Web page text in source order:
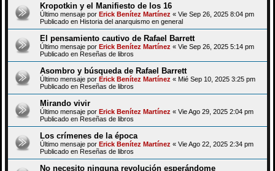
Kropotkin y el Manifiesto de los 16
Último mensaje por Erick Benítez Martínez « Vie Sep 26, 2025 8:04 pm
Publicado en Historia del anarquismo en general
El pensamiento cautivo de Rafael Barrett
Último mensaje por Erick Benítez Martínez « Vie Sep 26, 2025 5:14 pm
Publicado en Reseñas de libros
Asombro y búsqueda de Rafael Barrett
Último mensaje por Erick Benítez Martínez « Mié Sep 10, 2025 3:25 pm
Publicado en Reseñas de libros
Mirando vivir
Último mensaje por Erick Benítez Martínez « Vie Ago 29, 2025 2:04 pm
Publicado en Reseñas de libros
Los crímenes de la época
Último mensaje por Erick Benítez Martínez « Vie Ago 22, 2025 2:34 pm
Publicado en Reseñas de libros
No necesito ninguna revolución esperándome